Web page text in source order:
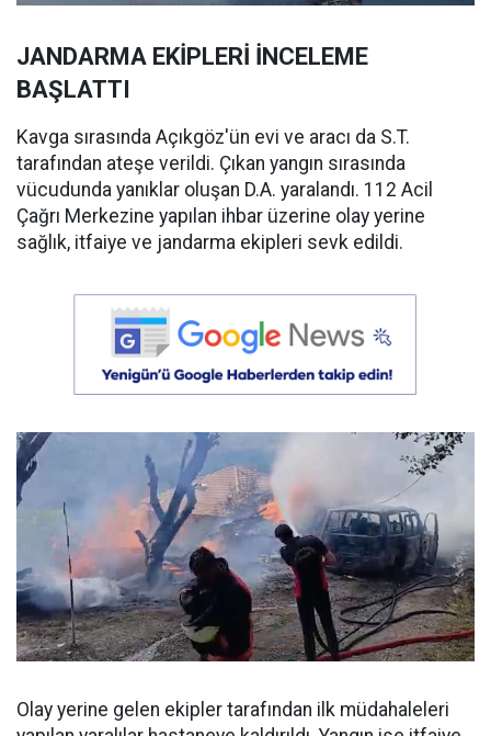
JANDARMA EKİPLERİ İNCELEME
BAŞLATTI
Kavga sırasında Açıkgöz'ün evi ve aracı da S.T.
tarafından ateşe verildi. Çıkan yangın sırasında
vücudunda yanıklar oluşan D.A. yaralandı. 112 Acil
Çağrı Merkezine yapılan ihbar üzerine olay yerine
sağlık, itfaiye ve jandarma ekipleri sevk edildi.
Olay yerine gelen ekipler tarafından ilk müdahaleleri